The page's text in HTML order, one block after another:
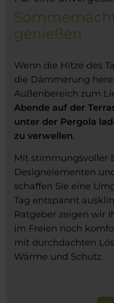
genießen
Wenn die Hitze des
die Dämmerung
Außenbereich zum
Abende auf der
unter der Pergola
zu verweilen.
Mit stimmungsvoller
Designelementen
schaffen Sie eine
Tag entspannt
Ratgeber zeigen wir
im Freien noch
mit durchdachten
Wärme und Schutz.